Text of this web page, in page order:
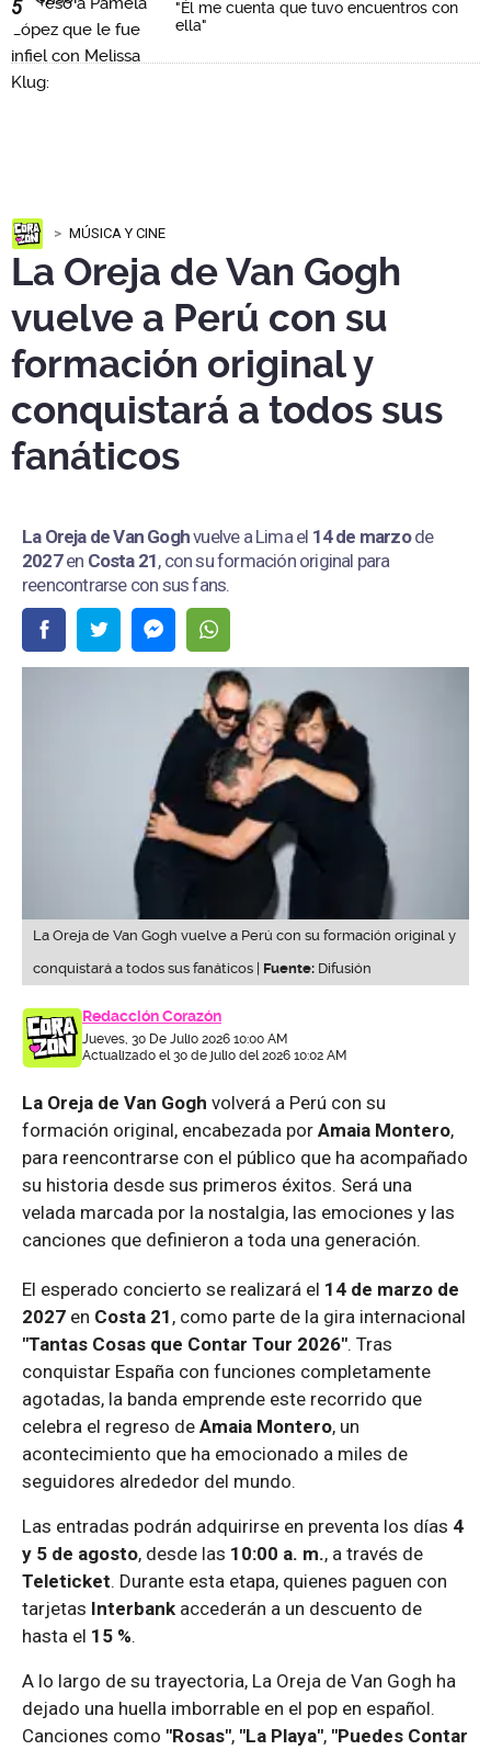
5
"Él me cuenta que tuvo encuentros con
ella"
MÚSICA Y CINE
La Oreja de Van Gogh
vuelve a Perú con su
formación original y
conquistará a todos sus
fanáticos
La Oreja de Van Goghvuelve a Lima el 14 de marzode
2027en Costa 21, con su formación original para
reencontrarse con sus fans.
La Oreja de Van Gogh vuelve a Perú con su formación original y
conquistará a todos sus fanáticos | Fuente: Difusión
Redacción Corazón
Jueves, 30 De Julio 2026 10:00 AM
Actualizado el 30 de julio del 2026 10:02 AM
La Oreja de Van Gogh volverá a Perú con su
formación original, encabezada por Amaia Montero,
para reencontrarse con el público que ha acompañado
su historia desde sus primeros éxitos. Será una
velada marcada por la nostalgia, las emociones y las
canciones que definieron a toda una generación.
El esperado concierto se realizará el 14 de marzo de
2027 en Costa 21 , como parte de la gira internacional
"Tantas Cosas que Contar Tour 2026". Tras
conquistar España con funciones completamente
agotadas, la banda emprende este recorrido que
celebra el regreso de Amaia Montero, un
acontecimiento que ha emocionado a miles de
seguidores alrededor del mundo.
Las entradas podrán adquirirse en preventa los días 4
y 5 de agosto, desde las 10:00 a. m., a través de
Teleticket. Durante esta etapa, quienes paguen con
tarjetas Interbank accederán a un descuento de
hasta el 15 %.
A lo largo de su trayectoria, La Oreja de Van Gogh ha
dejado una huella imborrable en el pop en español.
Canciones como "Rosas", "La Playa", "Puedes Contar